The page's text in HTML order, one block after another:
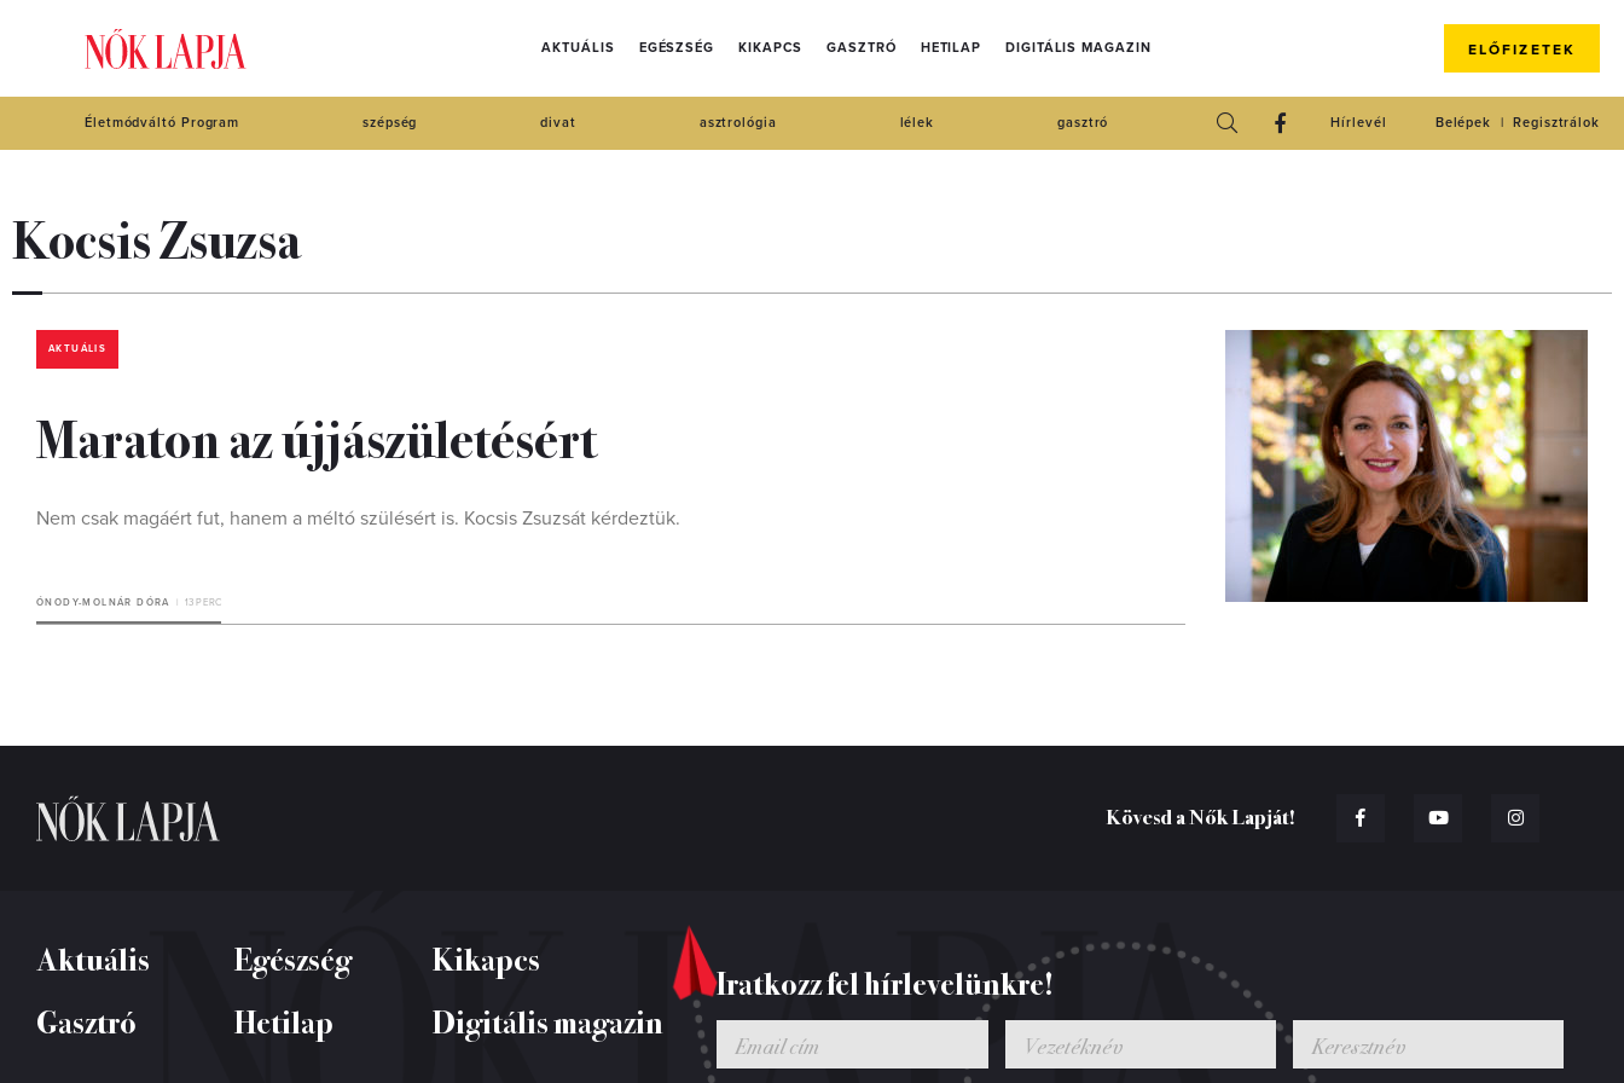
AKTUÁLIS EGÉSZSÉG KIKAPCS GASZTRÓ HETILAP DIGITÁLIS MAGAZIN ELŐFIZETEK
Életmódváltó Program szépség divat asztrológia lélek gasztró Regisztrálok
Belépek
Hírlevél
Kocsis Zsuzsa
AKTUÁLIS
Maraton az újjászületésért
Nem csak magáért fut, hanem a méltó szülésért is. Kocsis Zsuzsát kérdeztük.
ÓNODY-MOLNÁR DÓRA 13 PERC
Kövesd a Nők Lapját!
Aktuális Egészség
Kikapcs
Gasztró
Hetilap Digitális magazin
Iratkozz fel hírlevelünkre!